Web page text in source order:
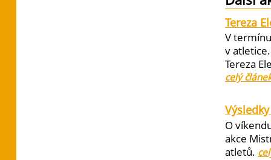
Tereza
V
v
Tereza
celý
O
akce
atletů.